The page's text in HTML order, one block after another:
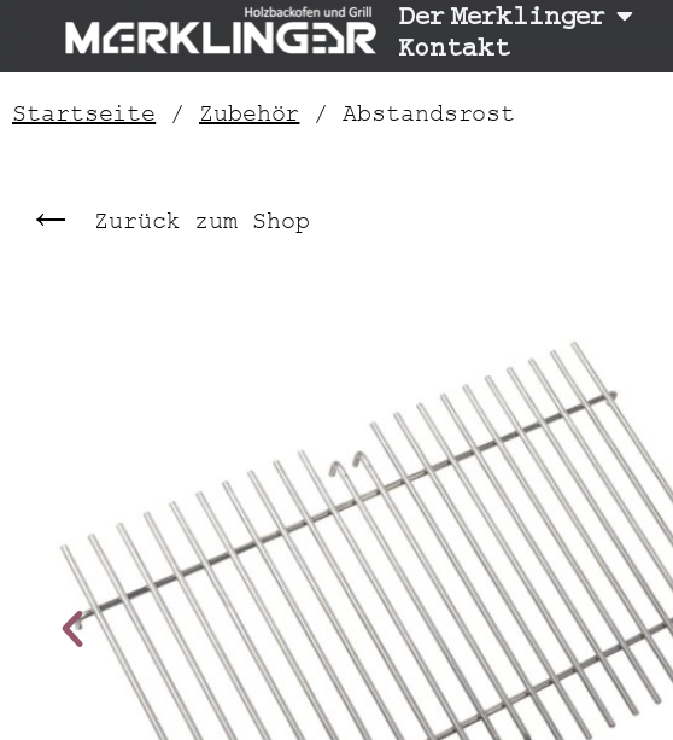
Der Merklinger
Kontakt
Startseite / Zubehör / Abstandsrost
Zurück zum Shop